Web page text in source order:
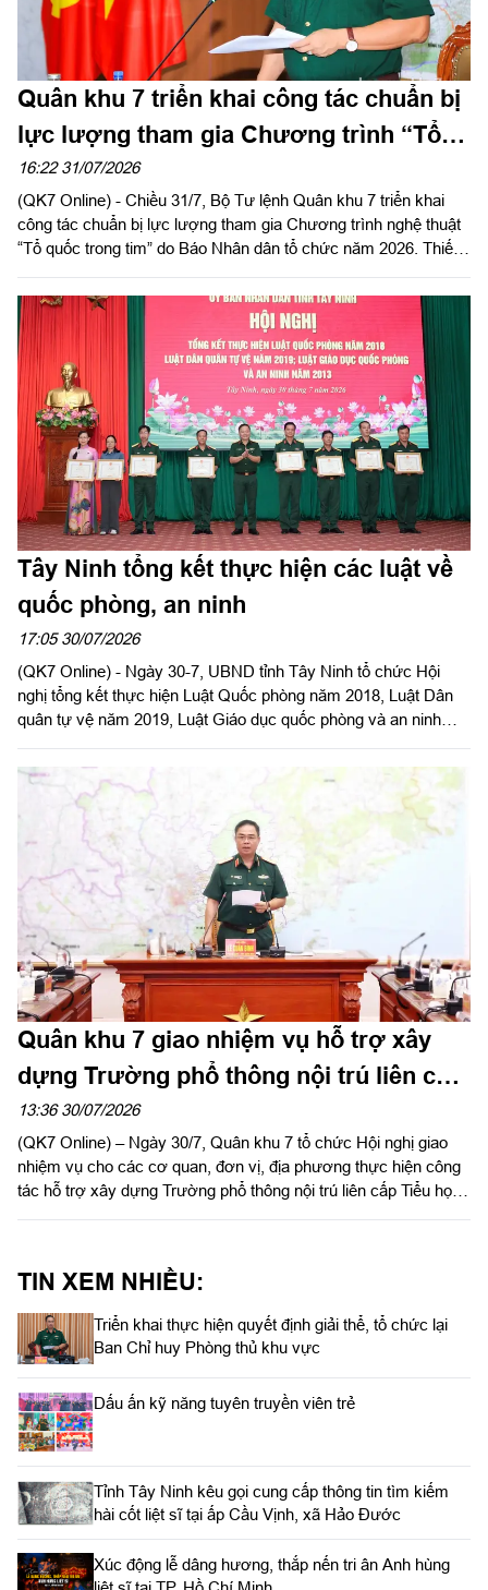
Quân khu 7 triển khai công tác chuẩn bị
lực lượng tham gia Chương trình “Tổ
quốc trong tim”
16:22 31/07/2026
(QK7 Online) - Chiều 31/7, Bộ Tư lệnh Quân khu 7 triển khai
công tác chuẩn bị lực lượng tham gia Chương trình nghệ thuật
“Tổ quốc trong tim” do Báo Nhân dân tổ chức năm 2026. Thiếu
khu chủ trì.
Tây Ninh tổng kết thực hiện các luật về
quốc phòng, an ninh
17:05 30/07/2026
(QK7 Online) - Ngày 30-7, UBND tỉnh Tây Ninh tổ chức Hội
nghị tổng kết thực hiện Luật Quốc phòng năm 2018, Luật Dân
quân tự vệ năm 2019, Luật Giáo dục quốc phòng và an ninh
khu 7 dự và phát biểu chỉ đạo. Đại tá Trần Đình Hưng, Phó Chỉ
huy trưởng, Tham mưu trưởng Bộ CHQS tỉnh, thừa ủy quyền
UBND tỉnh chủ trì hội nghị. Dự Hội nghị có Đại tá Bùi Đăng
Ninh, Chính ủy Bộ CHQS tỉnh.
Quân khu 7 giao nhiệm vụ hỗ trợ xây
dựng Trường phổ thông nội trú liên cấp
Tiểu học và Trung học cơ sở Quảng
Trực
13:36 30/07/2026
(QK7 Online) – Ngày 30/7, Quân khu 7 tổ chức Hội nghị giao
nhiệm vụ cho các cơ quan, đơn vị, địa phương thực hiện công
tác hỗ trợ xây dựng Trường phổ thông nội trú liên cấp Tiểu học
TIN XEM NHIỀU:
Triển khai thực hiện quyết định giải thể, tổ chức lại
Ban Chỉ huy Phòng thủ khu vực
Dấu ấn kỹ năng tuyên truyền viên trẻ
Tỉnh Tây Ninh kêu gọi cung cấp thông tin tìm kiếm
hài cốt liệt sĩ tại ấp Cầu Vịnh, xã Hảo Đước
Xúc động lễ dâng hương, thắp nến tri ân Anh hùng